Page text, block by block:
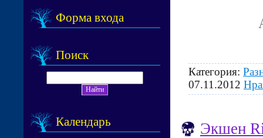
Форма входа
Поиск
Календарь
Категория:
07.11.2012
Экшен